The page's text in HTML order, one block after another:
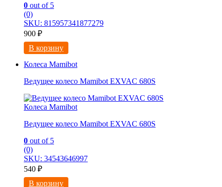
0 out of 5
(0)
SKU: 815957341877279
900 ₽
В корзину
Колеса Mamibot
Ведущее колесо Mamibot EXVAC 680S
Колеса Mamibot
Ведущее колесо Mamibot EXVAC 680S
0 out of 5
(0)
SKU: 34543646997
540 ₽
В корзину